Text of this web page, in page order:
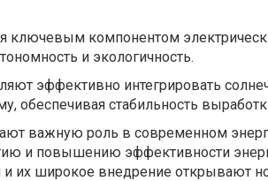
ключевым компонентом
и экологичность.
эффективно интегрировать
обеспечивая стабильность
важную роль в современном
и повышению эффективности
и их широкое внедрение открывают